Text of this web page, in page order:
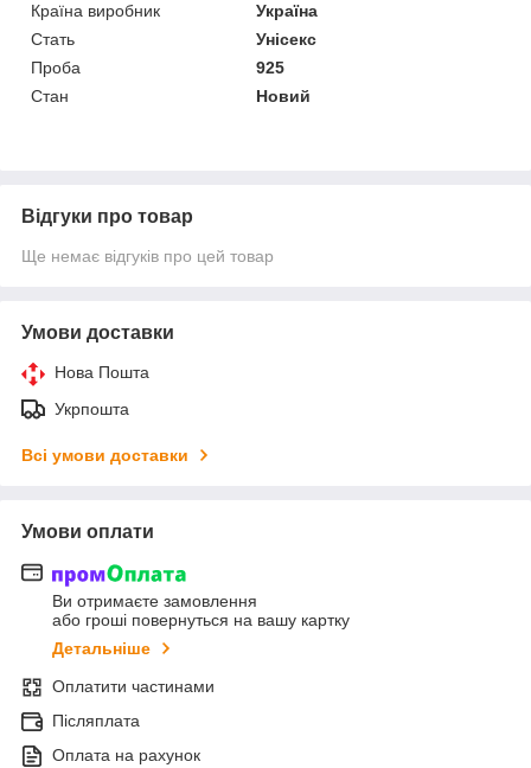
Країна виробник
Україна
Стать
Унісекс
Проба
925
Стан
Новий
Відгуки про товар
Ще немає відгуків про цей товар
Умови доставки
Нова Пошта
Укрпошта
Всі умови доставки
Умови оплати
Ви отримаєте замовлення
або гроші повернуться на вашу картку
Детальніше
Оплатити частинами
Післяплата
Оплата на рахунок